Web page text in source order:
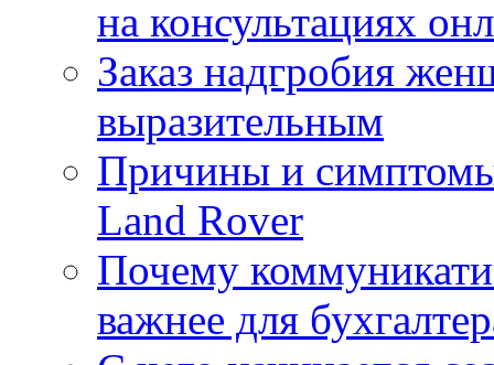
на консультациях
Заказ надгробия
выразительным
Причины и
Land Rover
Почему
важнее для